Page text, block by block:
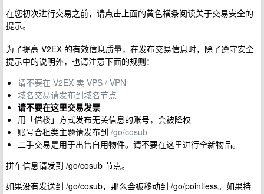
在您初次进行交易之前，请点击上面的黄色横条阅读关于交易安全的
提示。
为了提高 V2EX 的有效信息质量，在发布交易信息时，除了遵守安全
提示中的说明外，也请注意下面的规则：
请不要在 V2EX 卖 VPS / VPN
域名交易请发布到域名节点
请不要在这里交易发票
用「借楼」方式发布无关信息的账号，会被降权
账号合租类主题请发布到 /go/cosub
二手交易是用于出售自用物件。请不要在这里进行全新物品。
拼车信息请发到 /go/cosub 节点。
如果没有发送到 /go/cosub，那么会被移动到 /go/pointless。如果持